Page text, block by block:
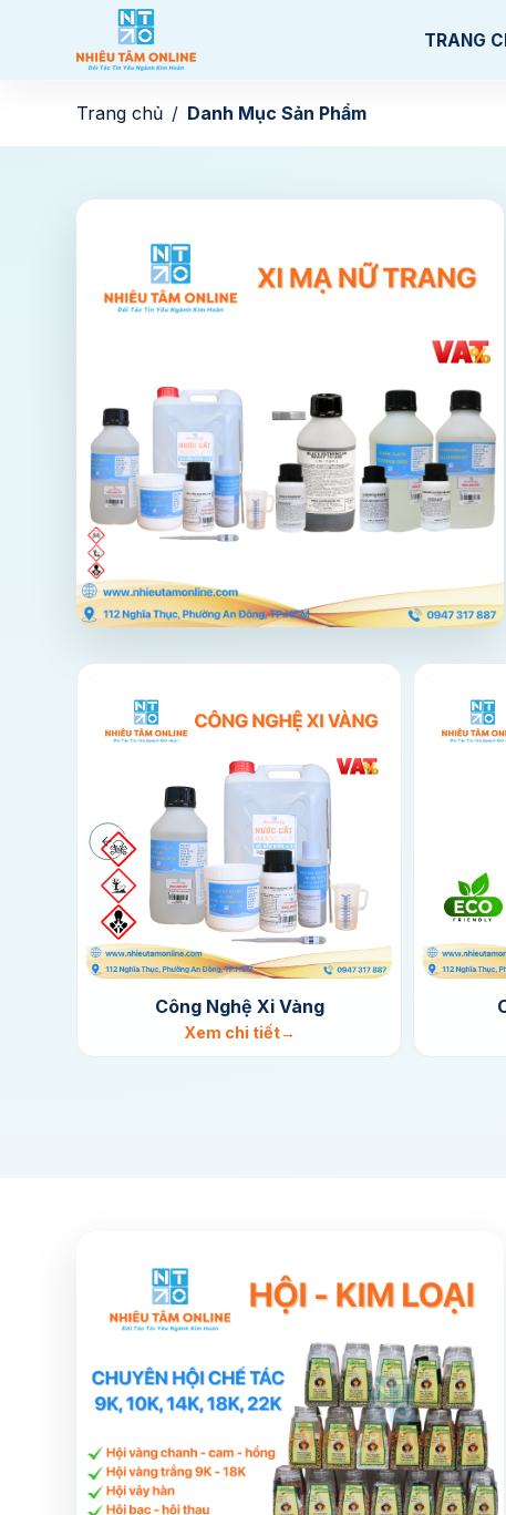
TRANG
Trang chủ Danh Mục Sản Phẩm
Công Nghệ Xi Vàng
Xem chi tiết